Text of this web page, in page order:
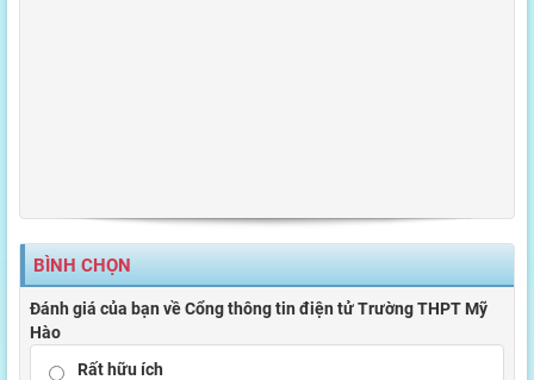
BÌNH CHỌN
Đánh giá của bạn về Cổng thông tin điện tử Trường THPT Mỹ
Hào
Rất hữu ích